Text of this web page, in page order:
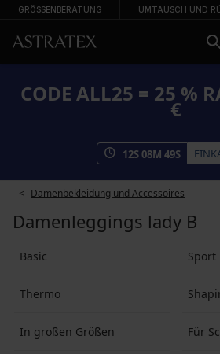
GRÖSSENBERATUNG UMTAUSCH UND
CODE ALL25 = 25 %
€
12S08M 49S
Damenbekleidung und Accessoires
Damenleggings lady B
Basic Sport
Thermo
In großen Größen Für